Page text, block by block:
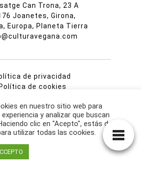
Can Trona, 23 A
Joanetes, Girona,
Europa, Planeta Tierra
de privacidad
de cookies
contenida en esta web no pretende
opinión o diagnóstico profesional ni
en nuestro sitio web para
y analizar que buscan
clic en "Acepto", estás dando
utilizar todas las cookies.